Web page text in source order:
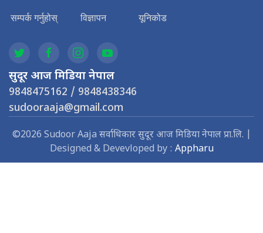
सम्पर्क गर्नुहोस् विज्ञापन यूनिकोड
सुदूर आज मिडिया नेपाल
9848475162 / 9848438346
sudooraaja@gmail.com
©2026 Sudoor Aaja सर्वाधिकार सुदूर आज मिडिया नेपाल प्रा.लि. |
Designed & Devevloped by : Appharu